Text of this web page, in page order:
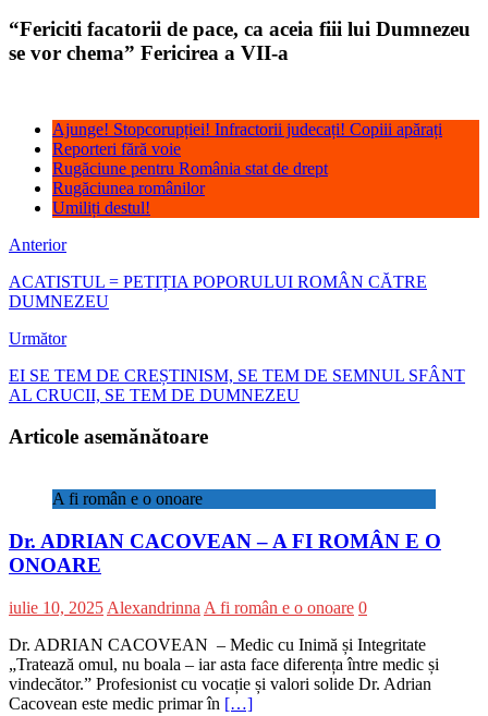
“Fericiti facatorii de pace, ca aceia fiii lui Dumnezeu
se vor chema” Fericirea a VII-a
Ajunge! Stopcorupției! Infractorii judecați! Copiii apărați
Reporteri fără voie
Rugăciune pentru România stat de drept
Rugăciunea românilor
Umiliți destul!
Anterior
ACATISTUL = PETIȚIA POPORULUI ROMÂN CĂTRE
DUMNEZEU
Următor
EI SE TEM DE CREȘTINISM, SE TEM DE SEMNUL SFÂNT
AL CRUCII, SE TEM DE DUMNEZEU
Articole asemănătoare
A fi român e o onoare
Dr. ADRIAN CACOVEAN – A FI ROMÂN E O
ONOARE
iulie 10, 2025 Alexandrinna A fi român e o onoare 0
Dr. ADRIAN CACOVEAN – Medic cu Inimă și Integritate
„Tratează omul, nu boala – iar asta face diferența între medic și
vindecător.” Profesionist cu vocație și valori solide Dr. Adrian
Cacovean este medic primar în […]